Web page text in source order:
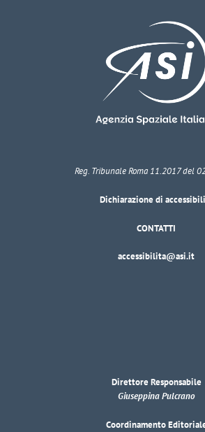
Reg. Tribunale Roma 11.2017 del
Dichiarazione di
CONTATTI
accessibilita@asi.it
Direttore Responsabile
Giuseppina Pulcrano
Coordinamento